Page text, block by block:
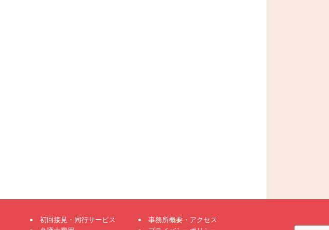
初回接見・同行サービス
事務所概要・アクセス